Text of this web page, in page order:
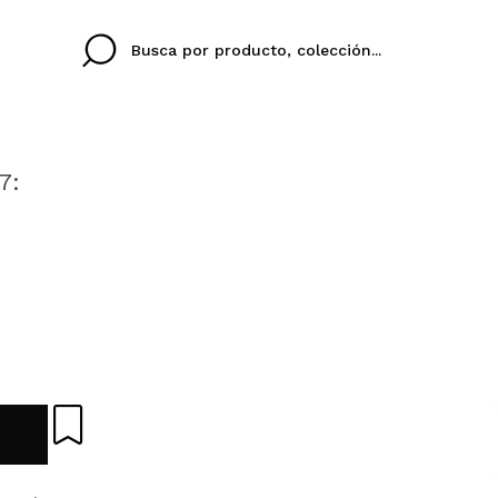
Al crear una cuenta
rápidamente, revisar
IDIOMA